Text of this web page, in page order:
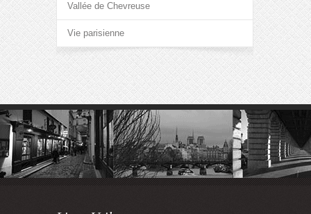
Vallée de Chevreuse
Vie parisienne